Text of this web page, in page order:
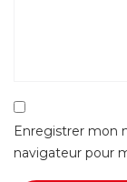
Enregistrer mon
navigateur pour